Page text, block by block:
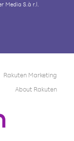
Media S.à r.l.
Rakuten Marketing
About Rakuten